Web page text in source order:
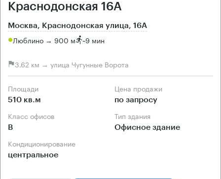
Краснодонская 16А
Москва, Краснодонская улица, 16А
Люблино → 900 м ~9 мин
3.62 км → улица Чугунные Ворота
Площади
510 кв.м
Цена продажи
по запросу
Класс офисов
B
Тип здания
Офисное здание
Кондиционирование
центральное